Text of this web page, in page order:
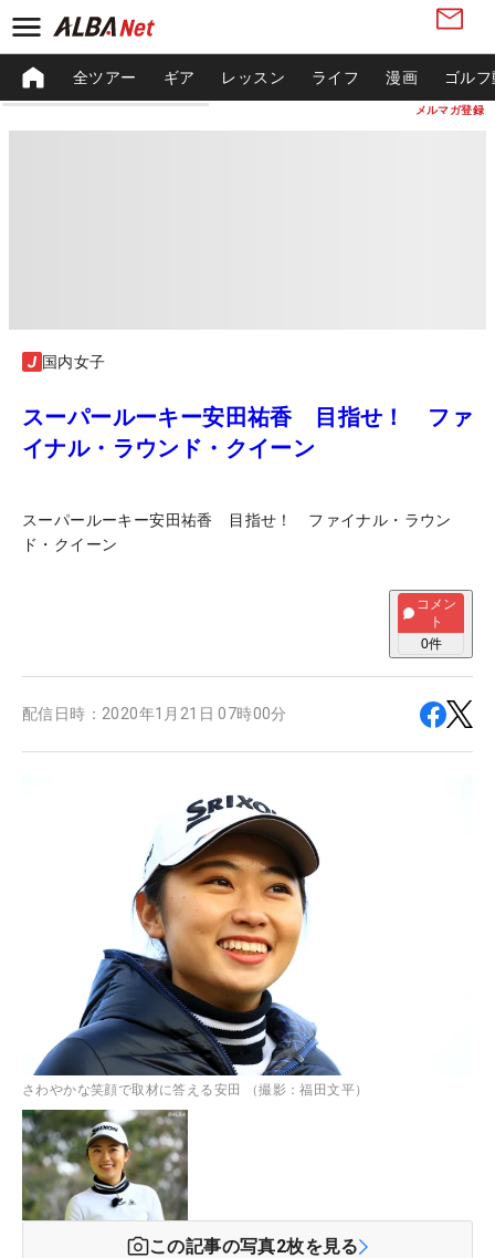
メルマガ登録
全ツアー ギア レッスン ライフ 漫画 ゴル
国内女子
スーパールーキー安田祐香 目指せ！ ファ
イナル・ラウンド・クイーン
スーパールーキー安田祐香 目指せ！ ファイナル・ラウン
ド・クイーン
コメン
ト
0件
配信日時： 2020年1月21日 07時00分
さわやかな笑顔で取材に答える安田 （撮影：福田文平）
この記事の写真2枚を見る